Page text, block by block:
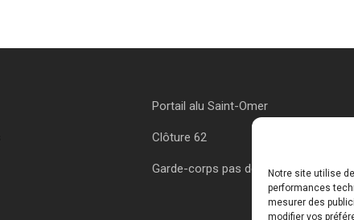
Notre site utilise
performances
mesurer des
modifier vos
Portail alu Saint-Omer
Clôture 62
Garde-corps pas de calais